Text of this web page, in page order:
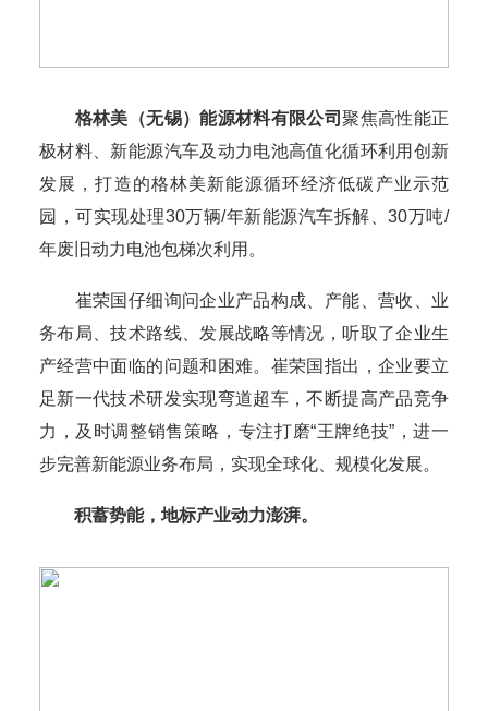
格林美（无锡）能源材料有限公司聚焦高性能正
极材料、新能源汽车及动力电池高值化循环利用创新
发展，打造的格林美新能源循环经济低碳产业示范
园，可实现处理30万辆/年新能源汽车拆解、30万吨/
年废旧动力电池包梯次利用。
崔荣国仔细询问企业产品构成、产能、营收、业
务布局、技术路线、发展战略等情况，听取了企业生
产经营中面临的问题和困难。崔荣国指出，企业要立
足新一代技术研发实现弯道超车，不断提高产品竞争
力，及时调整销售策略，专注打磨“王牌绝技”，进一
步完善新能源业务布局，实现全球化、规模化发展。
积蓄势能，地标产业动力澎湃。